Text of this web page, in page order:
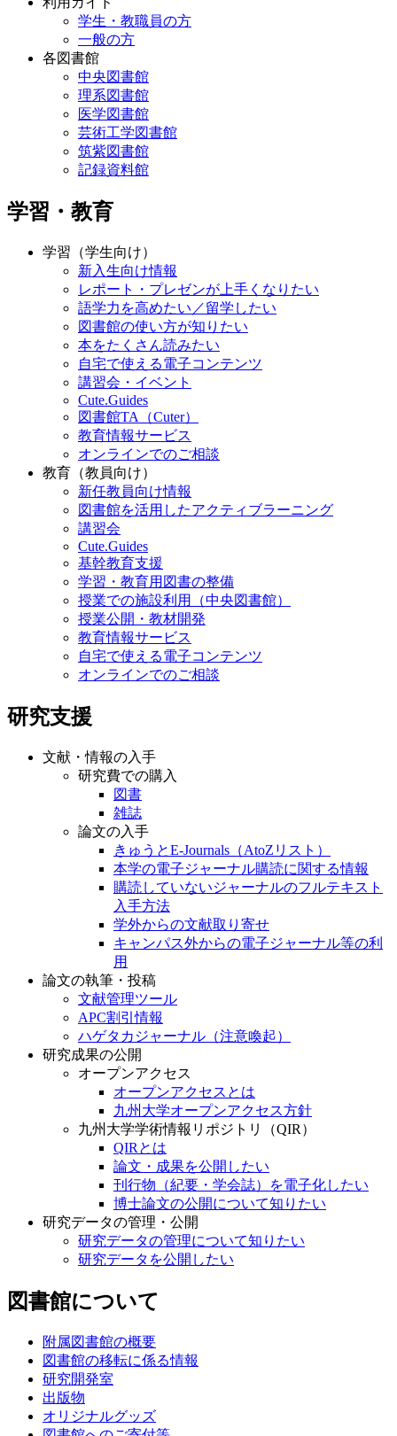
学生・教職員の方
一般の方
各図書館
中央図書館
理系図書館
医学図書館
芸術工学図書館
筑紫図書館
記録資料館
学習・教育
学習（学生向け）
新入生向け情報
レポート・プレゼンが上手くなりたい
語学力を高めたい／留学したい
図書館の使い方が知りたい
本をたくさん読みたい
自宅で使える電子コンテンツ
講習会・イベント
Cute.Guides
図書館TA（Cuter）
教育情報サービス
オンラインでのご相談
教育（教員向け）
新任教員向け情報
図書館を活用したアクティブラーニング
講習会
Cute.Guides
基幹教育支援
学習・教育用図書の整備
授業での施設利用（中央図書館）
授業公開・教材開発
教育情報サービス
自宅で使える電子コンテンツ
オンラインでのご相談
研究支援
文献・情報の入手
研究費での購入
図書
雑誌
論文の入手
きゅうとE-Journals（AtoZリスト）
本学の電子ジャーナル購読に関する情報
購読していないジャーナルのフルテキスト
入手方法
学外からの文献取り寄せ
キャンパス外からの電子ジャーナル等の利
用
論文の執筆・投稿
文献管理ツール
APC割引情報
ハゲタカジャーナル（注意喚起）
研究成果の公開
オープンアクセス
オープンアクセスとは
九州大学オープンアクセス方針
九州大学学術情報リポジトリ（QIR）
QIRとは
論文・成果を公開したい
刊行物（紀要・学会誌）を電子化したい
博士論文の公開について知りたい
研究データの管理・公開
研究データの管理について知りたい
研究データを公開したい
図書館について
附属図書館の概要
図書館の移転に係る情報
研究開発室
出版物
オリジナルグッズ